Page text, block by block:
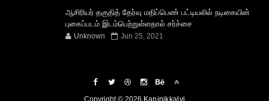
ஆசிரியர் தகுதித் தேர்வு மதிப்பெண் பட்டியலில் நடிகையின்
புகைப்படம் இடம்பெற்றுள்ளதால் சர்ச்சை
Unknown Jun 25, 2021
Copyright © 2026 Kaninikkalvi